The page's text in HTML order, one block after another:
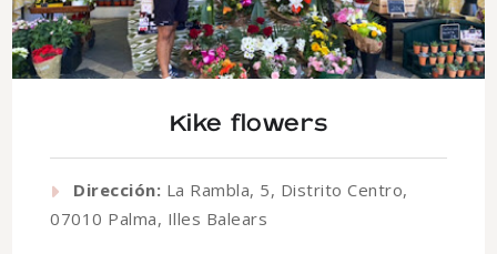
Kike flowers
Dirección: La Rambla, 5, Distrito Centro,
07010 Palma, Illes Balears